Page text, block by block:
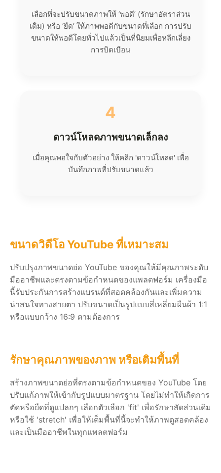
เลือกที่จะปรับขนาดภาพให้ ‘พอดี’ (รักษาอัตราส่วน
เดิม) หรือ ‘ยืด’ ให้ภาพพอดีกับขนาดที่เลือก การปรับ
ขนาดให้พอดีโดยทั่วไปแล้วเป็นที่นิยมเพื่อหลีกเลี่ยง
การบิดเบือน
4
ดาวน์โหลดภาพขนาดเล็กลง
เมื่อคุณพอใจกับตัวอย่าง ให้คลิก 'ดาวน์โหลด' เพื่อ
บันทึกภาพที่ปรับขนาดแล้ว
ขนาดวิดีโอ YouTube ที่เหมาะสม
ปรับปรุงภาพขนาดย่อ YouTube ของคุณให้มีคุณภาพระดับ
มืออาชีพและตรงตามข้อกำหนดของแพลตฟอร์ม เครื่องมือ
นี้รับประกันการสร้างแบรนด์ที่สอดคล้องกันและเพิ่มความ
น่าสนใจทางสายตา ปรับขนาดเป็นรูปแบบสี่เหลี่ยมผืนผ้า 1:1
หรือแบบกว้าง 16:9 ตามต้องการ
รักษาคุณภาพของภาพ หรือเติมพื้นที่
สร้างภาพขนาดย่อที่ตรงตามข้อกำหนดของ YouTube โดย
ปรับแก้ภาพให้เข้ากับรูปแบบมาตรฐาน โดยไม่ทำให้เกิดการ
ตัดหรือยืดที่ดูแปลกๆ เลือกตัวเลือก 'fit' เพื่อรักษาสัดส่วนเดิม
หรือใช้ 'stretch' เพื่อให้เต็มพื้นที่นี้จะทำให้ภาพดูสอดคล้อง
และเป็นมืออาชีพในทุกแพลตฟอร์ม